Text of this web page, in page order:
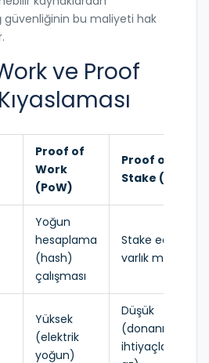
güvenliğinin bu maliyeti hak
ve Proof
Proof of
Work
(PoW)
Proof of
Stake (PoS)
Yoğun
hesaplama
(hash)
çalışması
Stake edilen
varlık miktarı
Yüksek
(elektrik
yoğun)
Düşük
(donanım
ihtiyaçları